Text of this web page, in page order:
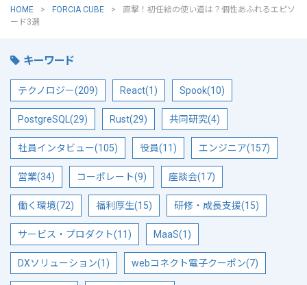
HOME FORCIA CUBE
直撃！初任給の使い道は？個性あふれるエピソ
ード3選
キーワード
テクノロジー(209) React(1) Spook(10)
PostgreSQL(29) Rust(29) 共同研究(4)
社員インタビュー(105) 役員(11) エンジニア(157)
営業(34) コーポレート(9) 座談会(17)
働く環境(72) 福利厚生(15) 研修・成長支援(15)
サービス・プロダクト(11) MaaS(1)
DXソリューション(1) webコネクト電子クーポン(7)